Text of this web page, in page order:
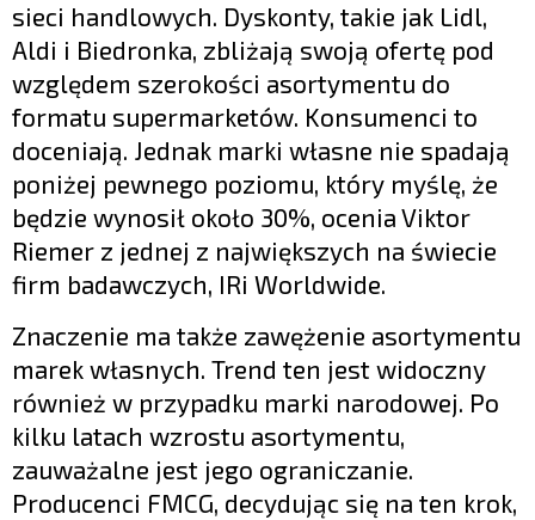
sieci handlowych. Dyskonty, takie jak Lidl,
Aldi i Biedronka, zbliżają swoją ofertę pod
względem szerokości asortymentu do
formatu supermarketów. Konsumenci to
doceniają. Jednak marki własne nie spadają
poniżej pewnego poziomu, który myślę, że
będzie wynosił około 30%, ocenia Viktor
Riemer z jednej z największych na świecie
firm badawczych, IRi Worldwide.
Znaczenie ma także zawężenie asortymentu
marek własnych. Trend ten jest widoczny
również w przypadku marki narodowej. Po
kilku latach wzrostu asortymentu,
zauważalne jest jego ograniczanie.
Producenci FMCG, decydując się na ten krok,